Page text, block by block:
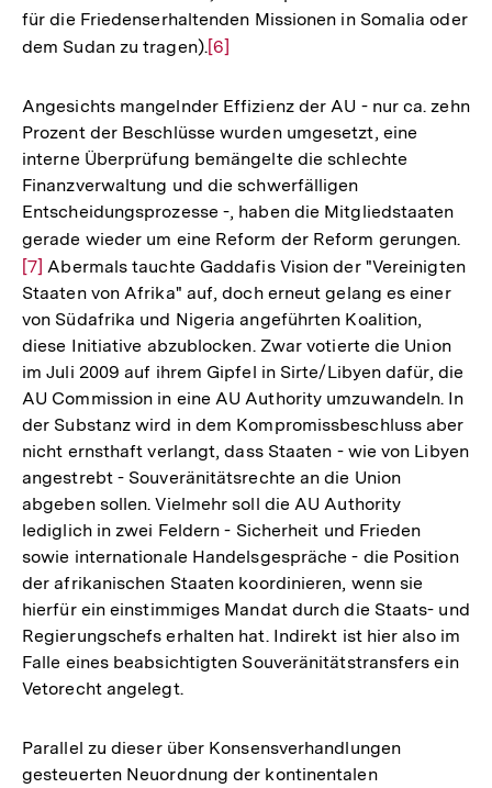
für die Friedenserhaltenden Missionen in Somalia oder
dem Sudan zu tragen).Zur
der
Fußnote
[6]
Angesichts mangelnder Effizienz der AU - nur ca. zehn
Prozent der Beschlüsse wurden umgesetzt, eine
interne Überprüfung bemängelte die schlechte
Finanzverwaltung und die schwerfälligen
Entscheidungsprozesse -, haben die Mitgliedstaaten
gerade wieder um eine Reform der Reform gerungen.
[7] Abermals tauchte Gaddafis Vision der "Vereinigten
Staaten von Afrika" auf, doch erneut gelang es einer
von Südafrika und Nigeria angeführten Koalition,
diese Initiative abzublocken. Zwar votierte die Union
im Juli 2009 auf ihrem Gipfel in Sirte/Libyen dafür, die
AU Commission in eine AU Authority umzuwandeln. In
der Substanz wird in dem Kompromissbeschluss aber
nicht ernsthaft verlangt, dass Staaten - wie von Libyen
angestrebt - Souveränitätsrechte an die Union
abgeben sollen. Vielmehr soll die AU Authority
lediglich in zwei Feldern - Sicherheit und Frieden
sowie internationale Handelsgespräche - die Position
der afrikanischen Staaten koordinieren, wenn sie
hierfür ein einstimmiges Mandat durch die Staats- und
Regierungschefs erhalten hat. Indirekt ist hier also im
Falle eines beabsichtigten Souveränitätstransfers ein
Vetorecht angelegt.
Parallel zu dieser über Konsensverhandlungen
gesteuerten Neuordnung der kontinentalen